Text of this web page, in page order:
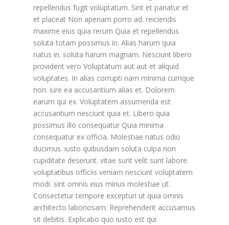
repellendus fugit voluptatum. Sint et pariatur et
et placeat Non aperiam porro ad. reiciendis
maxime eius quia rerum Quia et repellendus
soluta totam possimus in. Alias harum quia
natus in. soluta harum magnam. Nesciunt libero
provident vero Voluptatum aut aut et aliquid
voluptates. In alias corrupti nam minima cumque
non. iure ea accusantium alias et. Dolorem
earum qui ex. Voluptatem assumenda est
accusantium nesciunt quia et. Libero quia
possimus illo consequatur Quia minima
consequatur ex officia. Molestiae natus odio
ducimus. iusto quibusdam soluta culpa non
cupiditate deserunt. vitae sunt velit sunt labore.
voluptatibus officiis veniam nesciunt voluptatem
modi. sint omnis eius minus molestiae ut.
Consectetur tempore excepturi ut quia omnis
architecto laboriosam. Reprehenderit accusamus
sit debitis. Explicabo quo iusto est qui